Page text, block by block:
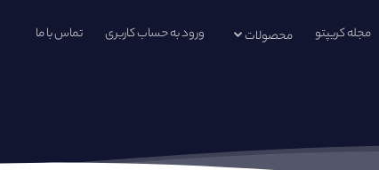
مجله کریپتو محصولات ورود به حساب کاربری تماس با ما